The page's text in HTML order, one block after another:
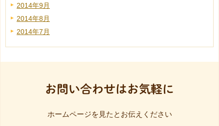
2014年9月
2014年8月
2014年7月
お問い合わせはお気軽に
ホームページを見たとお伝えください